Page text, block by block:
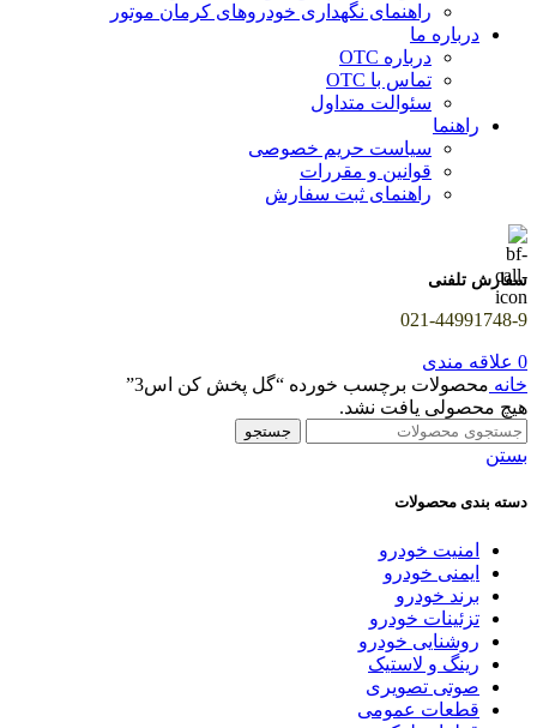
راهنمای نگهداری خودروهای کرمان موتور
درباره ما
درباره OTC
تماس با OTC
سئوالت متداول
راهنما
سیاست حریم خصوصی
قوانین و مقررات
راهنمای ثبت سفارش
سفارش تلفنی
021-44991748-9
0 علاقه مندی
خانه محصولات برچسب خورده “گل پخش کن اس3”
هیچ محصولی یافت نشد.
جستجو
بستن
دسته بندی محصولات
امنیت خودرو
ایمنی خودرو
برند خودرو
تزئینات خودرو
روشنایی خودرو
رینگ و لاستیک
صوتی تصویری
قطعات عمومی